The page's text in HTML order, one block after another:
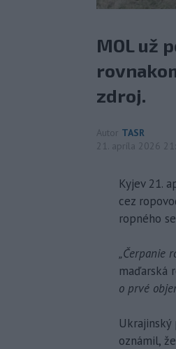
MOL už
zdroj.
Autor TASR
21. apríla 2026
Kyjev 21.
cez
ropného
„Čerpanie
maďarská
o prvé
oznámil,